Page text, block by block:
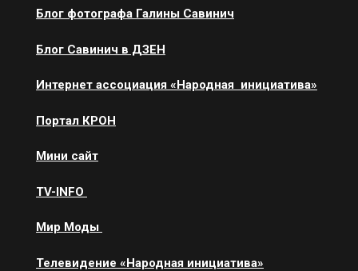
Блог фотографа Галины Савинич
Блог Савинич в ДЗЕН
Интернет ассоциация «Народная инициатива»
Портал КРОН
Мини сайт
ТV-INFO
Мир Моды
Телевидение «Народная инициатива»